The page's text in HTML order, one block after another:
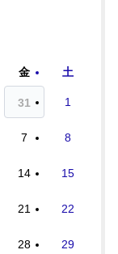
金 土
31 1
7 8
14 15
21 22
28 29